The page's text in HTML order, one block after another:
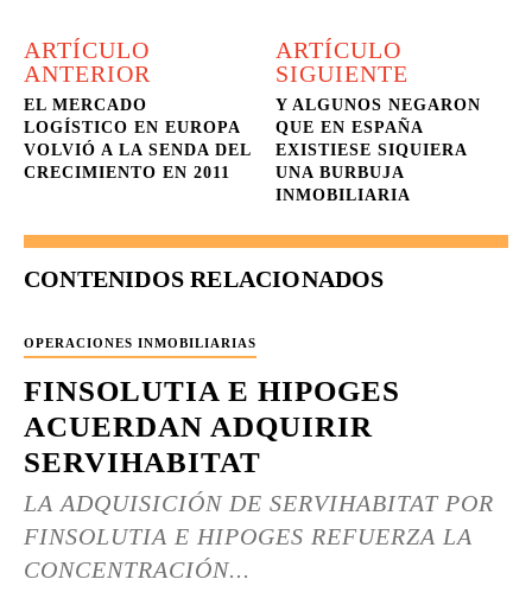
ARTÍCULO
ANTERIOR
EL MERCADO
LOGÍSTICO EN EUROPA
VOLVIÓ A LA SENDA DEL
CRECIMIENTO EN 2011
ARTÍCULO
SIGUIENTE
Y ALGUNOS NEGARON
QUE EN ESPAÑA
EXISTIESE SIQUIERA
UNA BURBUJA
INMOBILIARIA
CONTENIDOS RELACIONADOS
OPERACIONES INMOBILIARIAS
FINSOLUTIA E HIPOGES
ACUERDAN ADQUIRIR
SERVIHABITAT
LA ADQUISICIÓN DE SERVIHABITAT POR
FINSOLUTIA E HIPOGES REFUERZA LA
CONCENTRACIÓN...